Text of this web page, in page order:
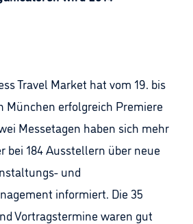
Travel Market hat vom 19. bis
München erfolgreich Premiere
Messetagen haben sich mehr
bei 184 Ausstellern über neue
und
informiert. Die 35
Vortragstermine waren gut